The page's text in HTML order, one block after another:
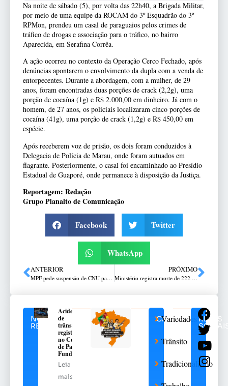
Na noite de sábado (5), por volta das 22h40, a Brigada Militar,
por meio de uma equipe da ROCAM do 3º Esquadrão do 3º
RPMon, prendeu um casal de paraguaios pelos crimes de
tráfico de drogas e associação para o tráfico, no bairro
Aparecida, em Serafina Corrêa.
A ação ocorreu no contexto da Operação Cerco Fechado, após
denúncias apontarem o envolvimento da dupla com a venda de
entorpecentes. Durante a abordagem, com a mulher, de 29
anos, foram encontradas duas porções de crack (2,2g), uma
porção de cocaína (1g) e R$ 2.000,00 em dinheiro. Já com o
homem, de 27 anos, os policiais localizaram cinco porções de
cocaína (41g), uma porção de crack (1,2g) e R$ 450,00 em
espécie.
Após receberem voz de prisão, os dois foram conduzidos à
Delegacia de Polícia de Marau, onde foram autuados em
flagrante. Posteriormente, o casal foi encaminhado ao Presídio
Estadual de Guaporé, onde permanece à disposição da Justiça.
Reportagem: Redação
Grupo Planalto de Comunicação
Facebook Twitter
WhatsApp
ANTERIOR
MPF pede suspensão de CNU para correção de falhas no sistema de cotas
PRÓXIMO
Ministério registra morte de 222 cavalos após ingestão de Nutratta
NOTÍCIAS
RELACIONADAS
Acidente
de
trânsito
registrado
no Centro
de Passo
Fundo
Leia
mais
CATEGORIAS
Variedades
Trânsito
Tradicionalismo
REDES